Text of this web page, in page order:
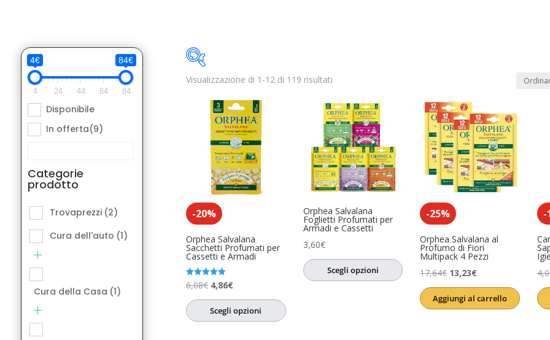
4€ 84€
4 24 44 64 84
Disponibile
In offerta(9)
Categorie
prodotto
Trovaprezzi (2)
Cura dell'auto (1)
Cura della Casa (1)
Categorie prodotto
Trovaprezzi
Cura dell'auto
Cura della Casa
Elettronica Accessori(5)
Libri e Fumetti
Moda Accessori
Musica Accessori
SALDI
(0)
Product Anno Product Artista
Product Etichetta
Visualizzazione di 1-12 di 119 risultati
-20%
Orphea Salvalana
Sacchetti Profumati per
Cassetti e Armadi
Valutato
5.00
6,08€ Il
prezzo
originale
4,86€Il
prezzo
attuale
Scegli opzioni
Orphea Salvalana
Foglietti Profumati per
Armadi e Cassetti
3,60€
Scegli opzioni
-25%
Orphea Salvalana al
Profumo di Fiori
Multipack 4 Pezzi
17,64€ Il
prezzo
originale
13,23€Il
prezzo
attuale
Aggiungi al carrello
-